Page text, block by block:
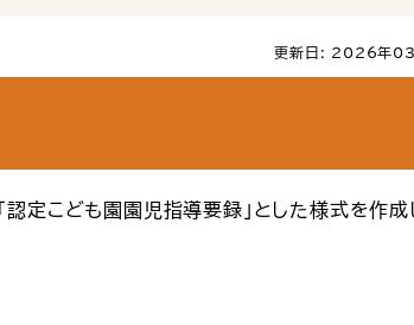
更新日: 2026年03
定こども園園児指導要録」とした様式を作成